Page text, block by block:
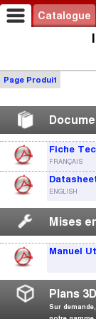
Catalogue
Page Produit
Fiche
FRANÇAIS
ENGLISH
Mises
Manuel
Plans 3D
Sur